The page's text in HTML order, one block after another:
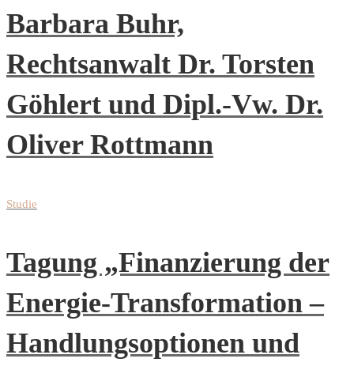
Barbara Buhr,
Rechtsanwalt Dr. Torsten
Göhlert und Dipl.-Vw. Dr.
Oliver Rottmann
Studie
Tagung „Finanzierung der
Energie-Transformation –
Handlungsoptionen und